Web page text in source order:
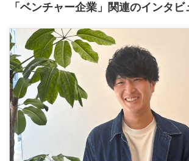
「ベンチャー企業」関連のインタビ